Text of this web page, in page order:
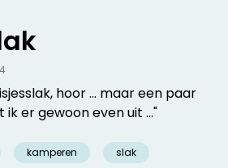
hoor ... maar een paar
er gewoon even uit ..."
kamperen slak